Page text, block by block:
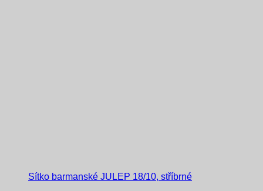
Sítko barmanské JULEP 18/10, stříbrné